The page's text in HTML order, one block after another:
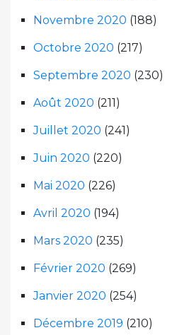
Novembre 2020 (188)
Octobre 2020 (217)
Septembre 2020 (230)
Août 2020 (211)
Juillet 2020 (241)
Juin 2020 (220)
Mai 2020 (226)
Avril 2020 (194)
Mars 2020 (235)
Février 2020 (269)
Janvier 2020 (254)
Décembre 2019 (210)